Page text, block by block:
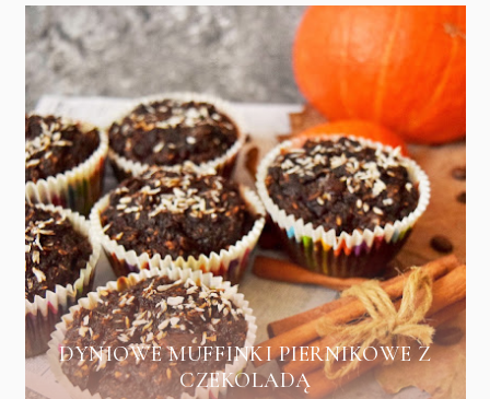
DYNIOWE MUFFINKI PIERNIKOWE Z
CZEKOLADĄ